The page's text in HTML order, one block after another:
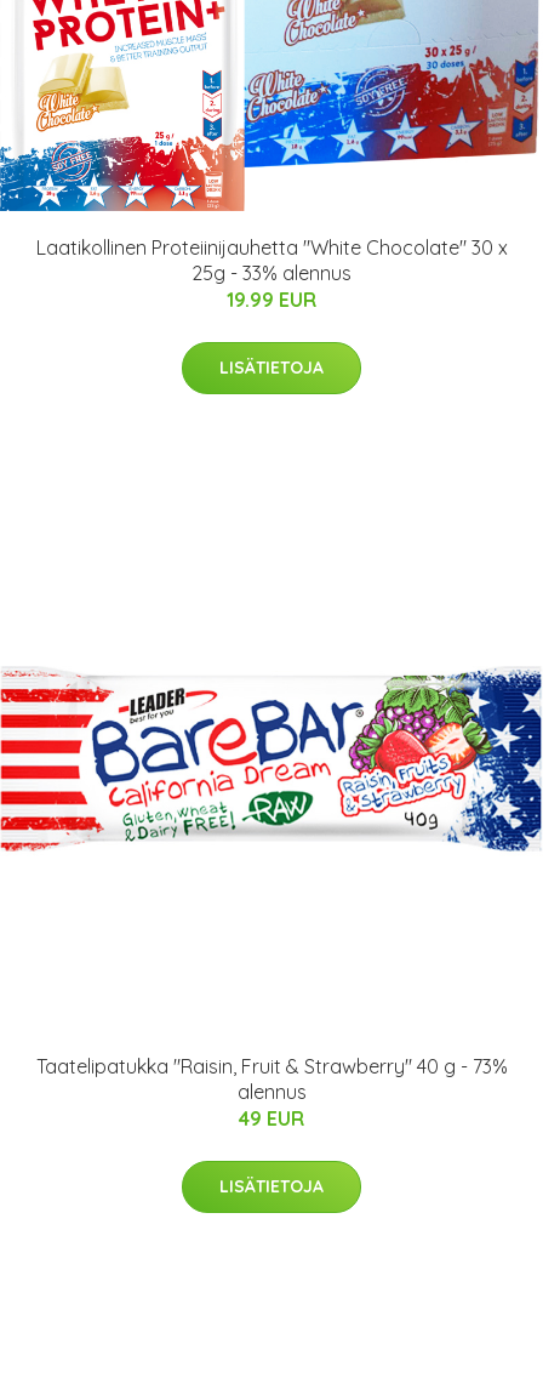
Laatikollinen Proteiinijauhetta "White Chocolate" 30 x
25g - 33% alennus
19.99 EUR
LISÄTIETOJA
Taatelipatukka "Raisin, Fruit & Strawberry" 40 g - 73%
alennus
49 EUR
LISÄTIETOJA